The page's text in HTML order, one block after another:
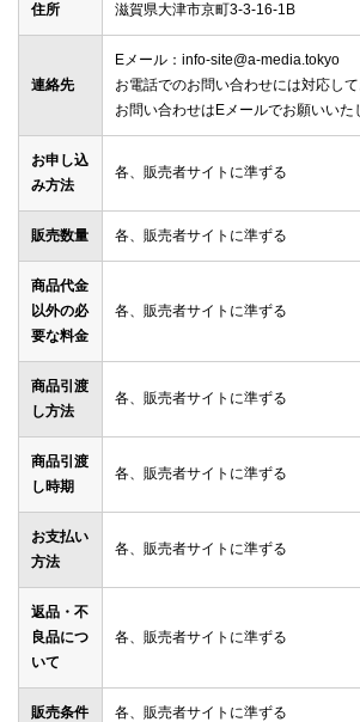
住所 滋賀県大津市京町3-3-16-1B
連絡先
Eメール：info-site@a-media.tokyo
お電話でのお問い合わせには対応して
お問い合わせはEメールでお願いいた
お申し込
み方法
各、販売者サイトに準ずる
販売数量 各、販売者サイトに準ずる
商品代金
以外の必
要な料金
各、販売者サイトに準ずる
商品引渡
し方法
各、販売者サイトに準ずる
商品引渡
し時期
各、販売者サイトに準ずる
お支払い
方法
各、販売者サイトに準ずる
返品・不
良品につ
いて
各、販売者サイトに準ずる
販売条件 各、販売者サイトに準ずる